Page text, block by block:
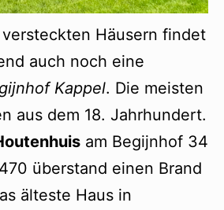
Häusern findet
auch noch eine
Kappel. Die meisten
aus dem 18. Jahrhundert.
am Begijnhof 34
überstand einen Brand
älteste Haus in